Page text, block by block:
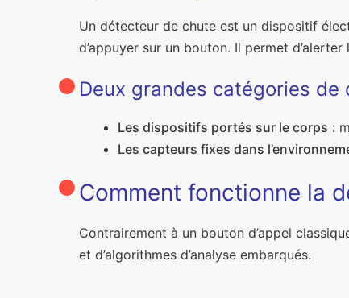
Un détecteur de chute est un dispositif
d’appuyer sur un bouton. Il permet
Deux grandes catégories de
Les dispositifs portés sur le corps :
Les capteurs fixes dans
Comment fonctionne la
Contrairement à un bouton d’appel
et d’algorithmes d’analyse embarqués.